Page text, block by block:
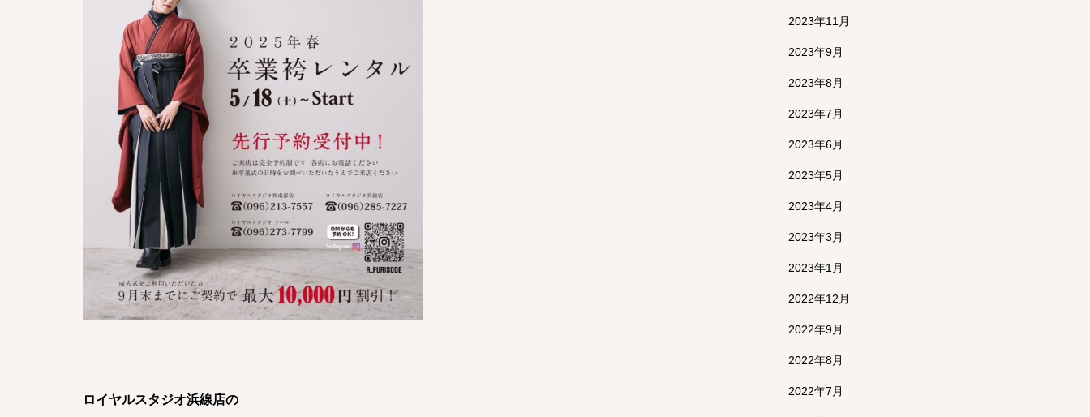
ロイヤルスタジオ浜線店の
2023年11月
2023年9月
2023年8月
2023年7月
2023年6月
2023年5月
2023年4月
2023年3月
2023年1月
2022年12月
2022年9月
2022年8月
2022年7月